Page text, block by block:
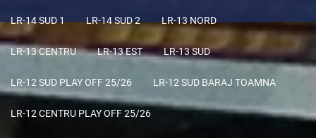
LR-14 SUD 1 LR-14 SUD 2 LR-13 NORD
LR-13 CENTRU LR-13 EST LR-13 SUD
LR-12 SUD PLAY OFF 25/26 LR-12 SUD BARAJ TOAMNA
LR-12 CENTRU PLAY OFF 25/26